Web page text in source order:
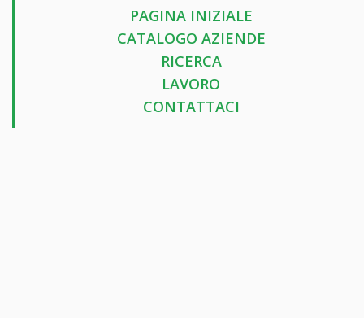
PAGINA INIZIALE
CATALOGO AZIENDE
RICERCA
LAVORO
CONTATTACI